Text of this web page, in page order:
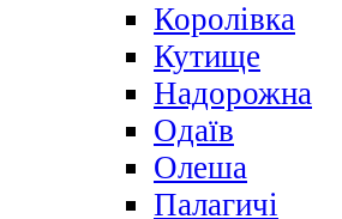
Королівка
Кутище
Надорожна
Одаїв
Олеша
Палагичі